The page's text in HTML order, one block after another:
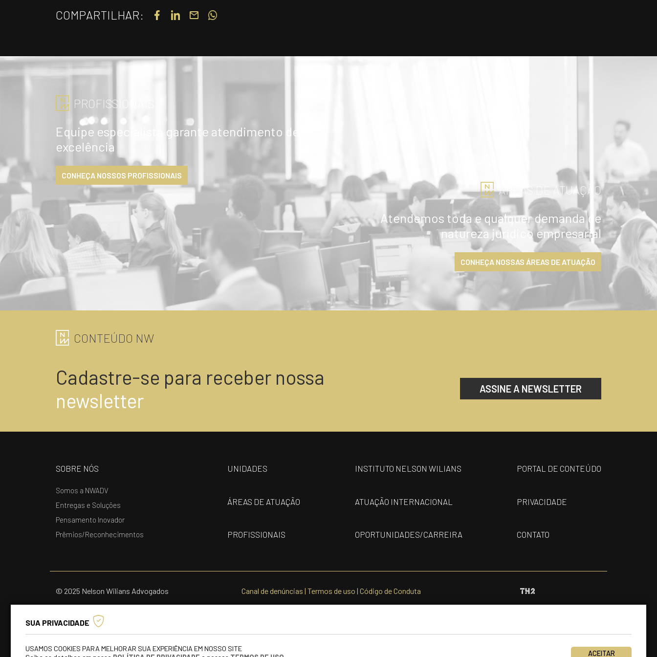
COMPARTILHAR:
PROFISSIONAIS
Equipe especialista garante atendimento de
excelência
CONHEÇA NOSSOS PROFISSIONAIS
ÁREAS DE ATUAÇÃO
Atendemos toda e qualquer demanda de
natureza jurídico empresarial
CONHEÇA NOSSAS ÁREAS DE ATUAÇÃO
CONTEÚDO NW
Cadastre-se para receber nossa
newsletter
ASSINE A NEWSLETTER
ENVIAR
SOBRE NÓS
Somos a NWADV
Entregas e Soluções
Pensamento Inovador
Prêmios/Reconhecimentos
UNIDADES
ÁREAS DE ATUAÇÃO
PROFISSIONAIS
INSTITUTO NELSON WILIANS
ATUAÇÃO INTERNACIONAL
OPORTUNIDADES/CARREIRA
PORTAL DE CONTEÚDO
PRIVACIDADE
CONTATO
© 2025 Nelson Wilians Advogados Canal de denúncias | Termos de uso | Código de Conduta
SUA PRIVACIDADE
USAMOS COOKIES PARA MELHORAR SUA EXPERIÊNCIA EM NOSSO SITE
ACEITAR